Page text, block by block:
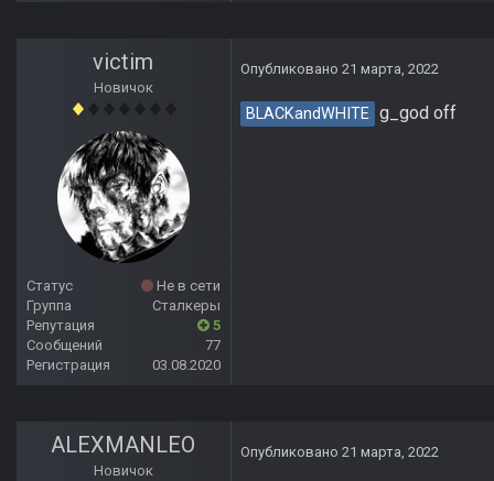
victim
Новичок
Статус
Не в сети
Группа
Сталкеры
Репутация
5
Сообщений
77
Регистрация
03.08.2020
Опубликовано 21 марта, 2022
BLACKandWHITE g_god off
ALEXMANLEO
Новичок
Опубликовано 21 марта, 2022